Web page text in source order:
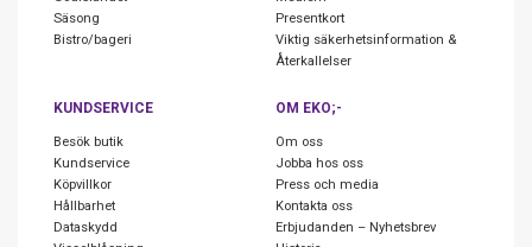
Säsong
Bistro/bageri
Presentkort
Viktig säkerhetsinformation &
Återkallelser
KUNDSERVICE
Besök butik
Kundservice
Köpvillkor
Hållbarhet
Dataskydd
OM EKO;-
Om oss
Jobba hos oss
Press och media
Kontakta oss
Erbjudanden – Nyhetsbrev